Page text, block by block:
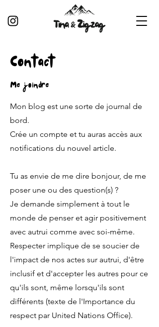
Contact
Me joindre
Mon blog est une sorte de journal de
bord.
Crée un compte et tu auras accès aux
notifications du nouvel article.
Tu as envie de me dire bonjour, de me
poser une ou des question(s) ?
Je demande simplement à tout le
monde de penser et agir positivement
avec autrui comme avec soi-même.
Respecter implique de se soucier de
l'impact de nos actes sur autrui, d'être
inclusif et d'accepter les autres pour ce
qu'ils sont, même lorsqu'ils sont
différents (texte de l'Importance du
respect par United Nations Office).